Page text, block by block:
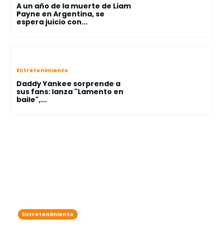
A un año de la muerte de Liam
Payne en Argentina, se
espera juicio con...
Entretenimiento
Daddy Yankee sorprende a
sus fans: lanza "Lamento en
baile",...
Entretenimiento